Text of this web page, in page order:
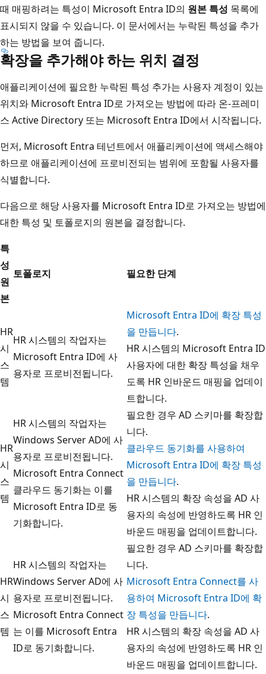
때 매핑하려는 특성이 Microsoft Entra ID의 원본 특성 목록에
표시되지 않을 수 있습니다. 이 문서에서는 누락된 특성을 추가
하는 방법을 보여 줍니다.
확장을 추가해야 하는 위치 결정
애플리케이션에 필요한 누락된 특성 추가는 사용자 계정이 있는
위치와 Microsoft Entra ID로 가져오는 방법에 따라 온-프레미
스 Active Directory 또는 Microsoft Entra ID에서 시작됩니다.
먼저, Microsoft Entra 테넌트에서 애플리케이션에 액세스해야
하므로 애플리케이션에 프로비전되는 범위에 포함될 사용자를
식별합니다.
다음으로 해당 사용자를 Microsoft Entra ID로 가져오는 방법에
대한 특성 및 토폴로지의 원본을 결정합니다.
특
성
원
본
토폴로지 필요한 단계
HR
시
스
템
HR 시스템의 작업자는
Microsoft Entra ID에 사
용자로 프로비전됩니다.
Microsoft Entra ID에 확장 특성
을 만듭니다.
HR 시스템의 Microsoft Entra ID
사용자에 대한 확장 특성을 채우
도록 HR 인바운드 매핑을 업데이
트합니다.
HR
시
스
템
HR 시스템의 작업자는
Windows Server AD에 사
용자로 프로비전됩니다.
Microsoft Entra Connect
클라우드 동기화는 이를
Microsoft Entra ID로 동
기화합니다.
필요한 경우 AD 스키마를 확장합
니다.
클라우드 동기화를 사용하여
Microsoft Entra ID에 확장 특성
을 만듭니다.
HR 시스템의 확장 속성을 AD 사
용자의 속성에 반영하도록 HR 인
바운드 매핑을 업데이트합니다.
HR
시
스
템
HR 시스템의 작업자는
Windows Server AD에 사
용자로 프로비전됩니다.
Microsoft Entra Connect
는 이를 Microsoft Entra
ID로 동기화합니다.
필요한 경우 AD 스키마를 확장합
니다.
Microsoft Entra Connect를 사
용하여 Microsoft Entra ID에 확
장 특성을 만듭니다.
HR 시스템의 확장 속성을 AD 사
용자의 속성에 반영하도록 HR 인
바운드 매핑을 업데이트합니다.